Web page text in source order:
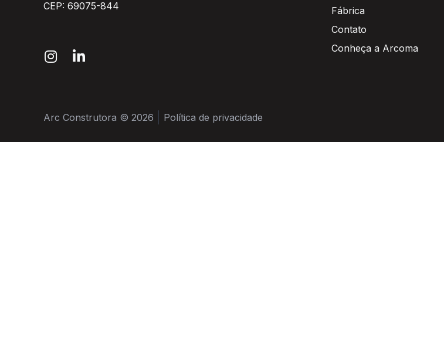
CEP: 69075-844
Fábrica
Contato
Conheça a Arcoma
Arc Construtora © 2026 Política de privacidade